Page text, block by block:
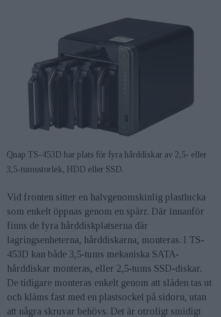
Qnap TS-453D har plats för fyra hårddiskar av 2,5- eller
3,5-tumsstorlek, HDD eller SSD.
Vid fronten sitter en halvgenomskinlig plastlucka
som enkelt öppnas genom en spärr. Där innanför
finns de fyra hårddiskplatserna där
lagringsenheterna, hårddiskarna, monteras. I TS-
453D kan både 3,5-tums mekaniska SATA-
hårddiskar monteras, eller 2,5-tums SSD-diskar.
De tidigare monteras enkelt genom att släden tas ut
och kläms fast med en plastsockel på sidorn, utan
att några skruvar behövs. Det är otroligt smidigt